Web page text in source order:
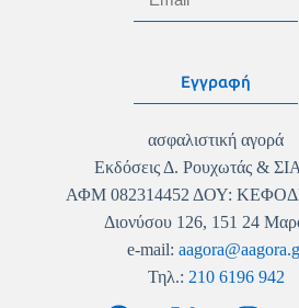
Εγγραφή
ασφαλιστική αγορά
Εκδόσεις Δ. Ρουχωτάς &
ΑΦΜ 082314452 ΔΟΥ: ΚΕΦΟΔΕ
Διονύσου 126, 151 24
e-mail:
Τηλ.: 210 6196 942